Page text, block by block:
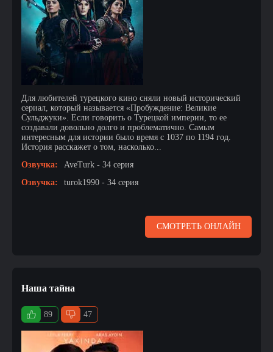
Для любителей турецкого кино сняли новый исторический
сериал, который называется «Пробуждение: Великие
Сульджуки». Если говорить о Турецкой империи, то ее
создавали довольно долго и проблематично. Самым
интересным для истории было время с 1037 по 1194 год.
История расскажет о том, насколько...
Озвучка:
AveTurk - 34 серия
Озвучка:
turok1990 - 34 серия
СМОТРЕТЬ ОНЛАЙН
Наша тайна
89 47